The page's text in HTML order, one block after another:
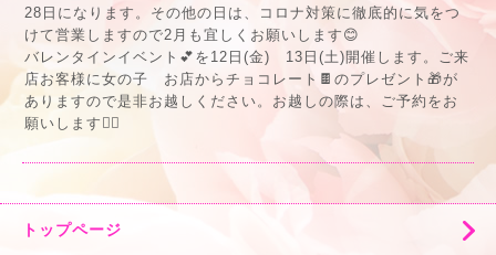
28日になります。その他の日は、コロナ対策に徹底的に気をつ
けて営業しますので2月も宜しくお願いします😊
バレンタインイベント💕を12日(金) 13日(土)開催します。ご来
店お客様に女の子 お店からチョコレート🍫のプレゼント🎁が
ありますので是非お越しください。お越しの際は、ご予約をお
願いします🙇‍♀️
トップページ